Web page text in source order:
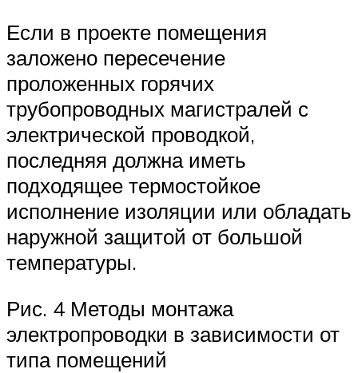
Если в проекте помещения
заложено пересечение
проложенных горячих
трубопроводных магистралей с
электрической проводкой,
последняя должна иметь
подходящее термостойкое
исполнение изоляции или обладать
наружной защитой от большой
температуры.
Рис. 4 Методы монтажа
электропроводки в зависимости от
типа помещений